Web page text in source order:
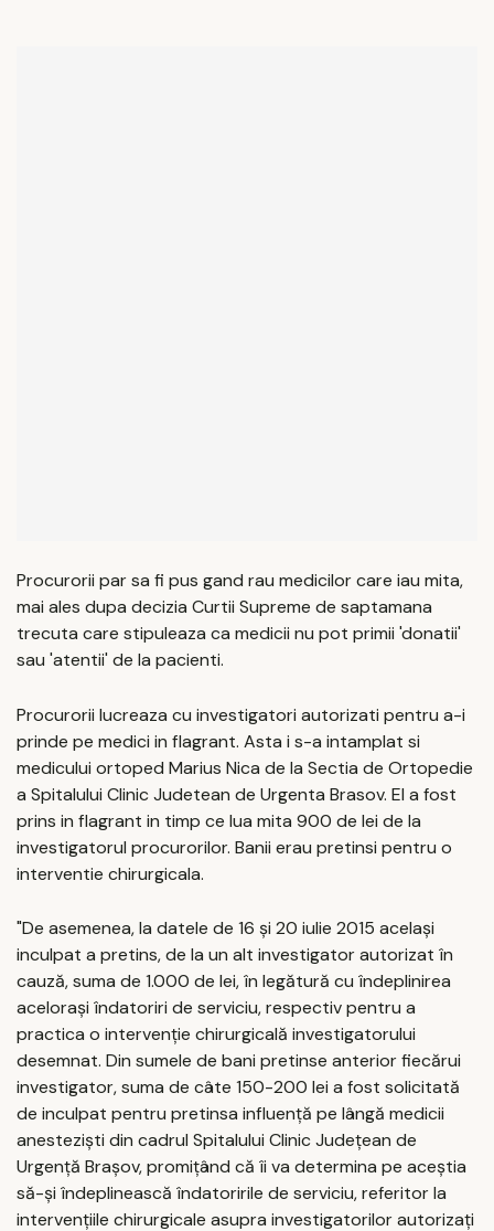
Procurorii par sa fi pus gand rau medicilor care iau mita,
mai ales dupa decizia Curtii Supreme de saptamana
trecuta care stipuleaza ca medicii nu pot primii 'donatii'
sau 'atentii' de la pacienti.
Procurorii lucreaza cu investigatori autorizati pentru a-i
prinde pe medici in flagrant. Asta i s-a intamplat si
medicului ortoped Marius Nica de la Sectia de Ortopedie
a Spitalului Clinic Judetean de Urgenta Brasov. El a fost
prins in flagrant in timp ce lua mita 900 de lei de la
investigatorul procurorilor. Banii erau pretinsi pentru o
interventie chirurgicala.
"De asemenea, la datele de 16 şi 20 iulie 2015 acelaşi
inculpat a pretins, de la un alt investigator autorizat în
cauză, suma de 1.000 de lei, în legătură cu îndeplinirea
aceloraşi îndatoriri de serviciu, respectiv pentru a
practica o intervenţie chirurgicală investigatorului
desemnat. Din sumele de bani pretinse anterior fiecărui
investigator, suma de câte 150-200 lei a fost solicitată
de inculpat pentru pretinsa influenţă pe lângă medicii
anestezişti din cadrul Spitalului Clinic Judeţean de
Urgenţă Braşov, promiţând că îi va determina pe aceștia
să-şi îndeplinească îndatoririle de serviciu, referitor la
intervențiile chirurgicale asupra investigatorilor autorizaţi